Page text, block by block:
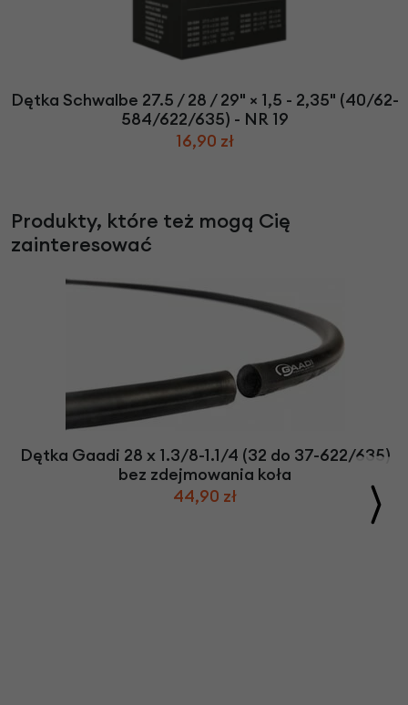
Dętka Schwalbe 27.5 / 28 / 29" × 1,5 - 2,35" (40/62-
584/622/635) - NR 19
16,90 zł
Produkty, które też mogą Cię
zainteresować
Dętka Gaadi 28 x 1.3/8-1.1/4 (32 do 37-622/635)
bez zdejmowania koła
44,90 zł